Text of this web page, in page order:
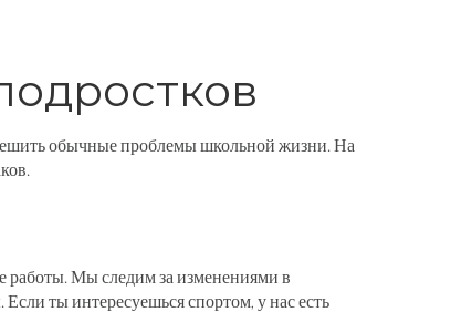
обычные проблемы школьной жизни. На
Мы следим за изменениями в
ты интересуешься спортом, у нас есть